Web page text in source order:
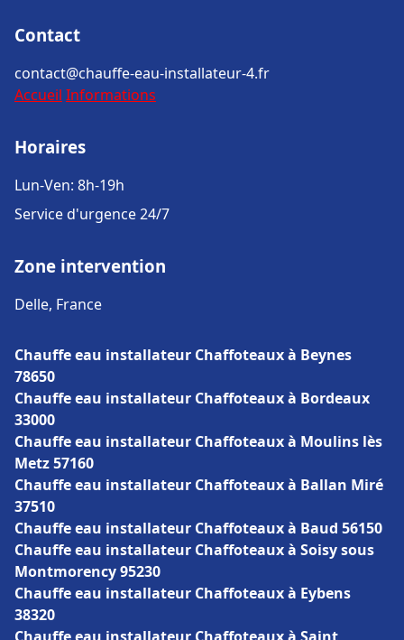
Contact
contact@chauffe-eau-installateur-4.fr
Accueil Informations
Horaires
Lun-Ven: 8h-19h
Service d'urgence 24/7
Zone intervention
Delle, France
Chauffe eau installateur Chaffoteaux à Beynes
78650
Chauffe eau installateur Chaffoteaux à Bordeaux
33000
Chauffe eau installateur Chaffoteaux à Moulins lès
Metz 57160
Chauffe eau installateur Chaffoteaux à Ballan Miré
37510
Chauffe eau installateur Chaffoteaux à Baud 56150
Chauffe eau installateur Chaffoteaux à Soisy sous
Montmorency 95230
Chauffe eau installateur Chaffoteaux à Eybens
38320